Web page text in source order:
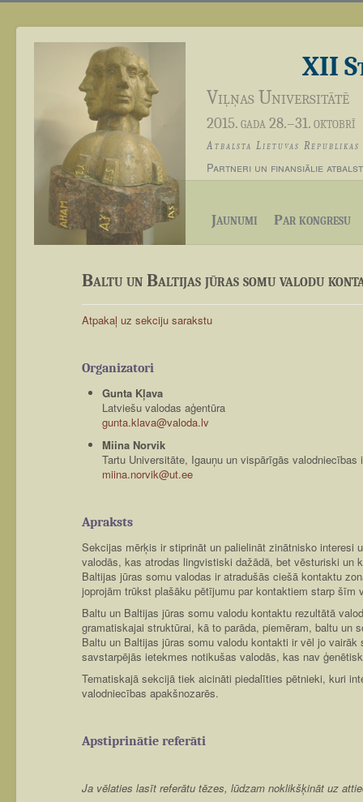
XII
Viļņas Universitātē
2015. gada 28.–31. oktobrī
Atbalsta Lietuvas
Partneri un finansiālie
Jaunumi Par kongresu
Baltu un Baltijas jūras somu valodu
Atpakaļ uz sekciju sarakstu
Organizatori
Gunta Kļava
Latviešu valodas aģentūra
gunta.klava@valoda.lv
Miina Norvik
Tartu Universitāte, Igauņu un vispārīgās valodniecības
miina.norvik@ut.ee
Apraksts
Sekcijas mērķis ir stiprināt un palielināt zinātnisko interesi
valodās, kas atrodas lingvistiski dažādā, bet vēsturiski un
Baltijas jūras somu valodas ir atradušās ciešā kontaktu
joprojām trūkst plašāku pētījumu par kontaktiem starp šīm
Baltu un Baltijas jūras somu valodu kontaktu rezultātā
gramatiskajai struktūrai, kā to parāda, piemēram, baltu
Baltu un Baltijas jūras somu valodu kontakti ir vēl jo
savstarpējās ietekmes notikušas valodās, kas nav
Tematiskajā sekcijā tiek aicināti piedalīties pētnieki, kuri
valodniecības apakšnozarēs.
Apstiprinātie referāti
Ja vēlaties lasīt referātu tēzes, lūdzam noklikšķināt uz